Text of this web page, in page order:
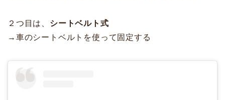
２つ目は、 シートベルト式
→車のシートベルトを使って固定する